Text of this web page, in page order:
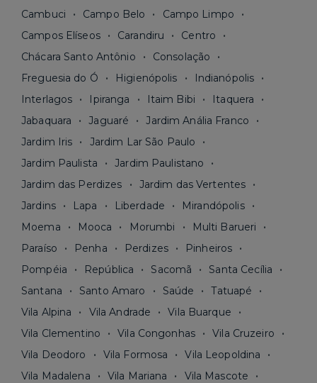
Cambuci
Campo Belo
Campo Limpo
Campos Elíseos
Carandiru
Centro
Chácara Santo Antônio
Consolação
Freguesia do Ó
Higienópolis
Indianópolis
Interlagos
Ipiranga Itaim Bibi
Itaquera
Jabaquara
Jaguaré
Jardim Anália Franco
Jardim Iris
Jardim Lar São Paulo
Jardim Paulista
Jardim Paulistano
Jardim das Perdizes
Jardim das Vertentes
Jardins
Lapa Liberdade
Mirandópolis
Moema
Mooca Morumbi
Multi Barueri
Paraíso
Penha Perdizes
Pinheiros
Pompéia
República Sacomã
Santa Cecília
Santana
Santo Amaro Saúde
Tatuapé
Vila Alpina
Vila Andrade
Vila Buarque
Vila Clementino
Vila Congonhas
Vila Cruzeiro
Vila Deodoro
Vila Formosa
Vila Leopoldina
Vila Madalena
Vila Mariana
Vila Mascote